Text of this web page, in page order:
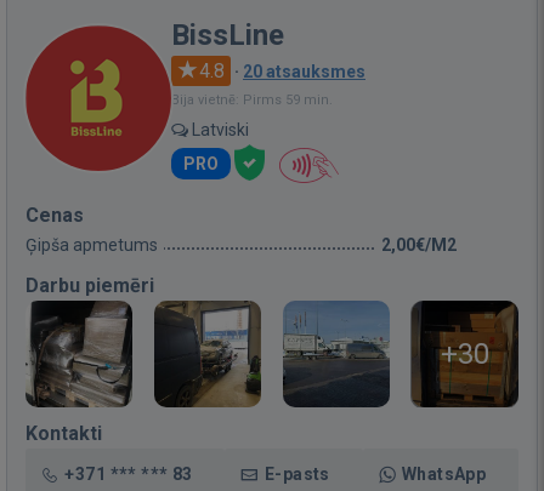
BissLine
4.8 · 20 atsauksmes
Bija vietnē: Pirms 59 min.
Latviski
PRO
Cenas
Ģipša apmetums 2,00€/M2
Darbu piemēri
+30
Kontakti
+371 *** *** 83 E-pasts WhatsApp